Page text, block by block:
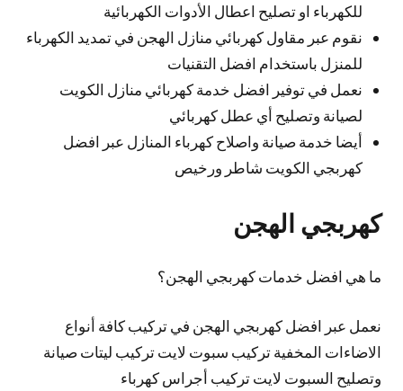
للكهرباء او تصليح اعطال الأدوات الكهربائية
نقوم عبر مقاول كهربائي منازل الهجن في تمديد الكهرباء
للمنزل باستخدام افضل التقنيات
نعمل في توفير افضل خدمة كهربائي منازل الكويت
لصيانة وتصليح أي عطل كهربائي
أيضا خدمة صيانة واصلاح كهرباء المنازل عبر افضل
كهربجي الكويت شاطر ورخيص
كهربجي الهجن
ما هي افضل خدمات كهربجي الهجن؟
نعمل عبر افضل كهربجي الهجن في تركيب كافة أنواع
الاضاءات المخفية تركيب سبوت لايت تركيب ليتات صيانة
وتصليح السبوت لايت تركيب أجراس كهرباء